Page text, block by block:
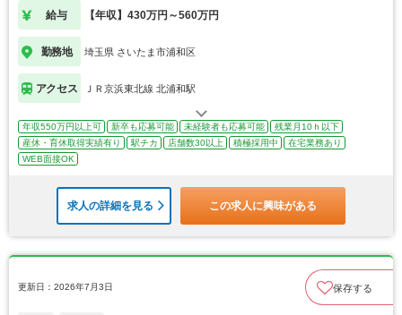
給与 【年収】430万円～560万円
勤務地 埼玉県 さいたま市浦和区
アクセス ＪＲ京浜東北線 北浦和駅
年収550万円以上可 新卒も応募可能 未経験者も応募可能
残業月10ｈ以下
産休・育休取得実績有り
駅チカ 店舗数30以上 積極採用中
在宅業務あり
WEB面接OK
求人の詳細を見る この求人に興味がある
更新日：2026年7月3日 保存する